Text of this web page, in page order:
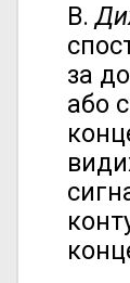
В.
за
або